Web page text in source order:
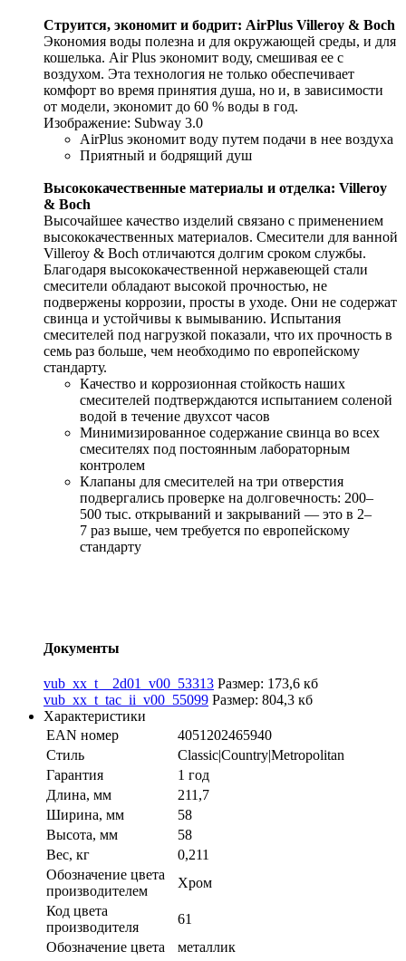
Струится, экономит и бодрит: AirPlus Villeroy & Boch
Экономия воды полезна и для окружающей среды, и для
кошелька. Air Plus экономит воду, смешивая ее с
воздухом. Эта технология не только обеспечивает
комфорт во время принятия душа, но и, в зависимости
от модели, экономит до 60 % воды в год.
Изображение: Subway 3.0
AirPlus экономит воду путем подачи в нее воздуха
Приятный и бодрящий душ
Высококачественные материалы и отделка: Villeroy
& Boch
Высочайшее качество изделий связано с применением
высококачественных материалов. Смесители для ванной
Villeroy & Boch отличаются долгим сроком службы.
Благодаря высококачественной нержавеющей стали
смесители обладают высокой прочностью, не
подвержены коррозии, просты в уходе. Они не содержат
свинца и устойчивы к вымыванию. Испытания
смесителей под нагрузкой показали, что их прочность в
семь раз больше, чем необходимо по европейскому
стандарту.
Качество и коррозионная стойкость наших
смесителей подтверждаются испытанием соленой
водой в течение двухсот часов
Минимизированное содержание свинца во всех
смесителях под постоянным лабораторным
контролем
Клапаны для смесителей на три отверстия
подвергались проверке на долговечность: 200–
500 тыс. открываний и закрываний — это в 2–
7 раз выше, чем требуется по европейскому
стандарту
Документы
vub_xx_t__2d01_v00_53313 Размер: 173,6 кб
vub_xx_t_tac_ii_v00_55099 Размер: 804,3 кб
Характеристики
EAN номер
4051202465940
Стиль
Classic|Country|Metropolitan
Гарантия
1 год
Длина, мм
211,7
Ширина, мм
58
Высота, мм
58
Вес, кг
0,211
Обозначение цвета
производителем
Хром
Код цвета
производителя
61
Обозначение цвета
металлик